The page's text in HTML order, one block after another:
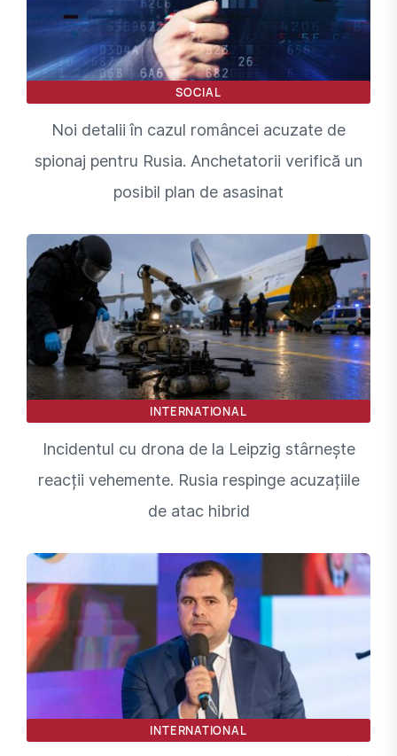
SOCIAL
Noi detalii în cazul româncei acuzate de
spionaj pentru Rusia. Anchetatorii verifică un
posibil plan de asasinat
INTERNATIONAL
Incidentul cu drona de la Leipzig stârnește
reacții vehemente. Rusia respinge acuzațiile
de atac hibrid
INTERNATIONAL